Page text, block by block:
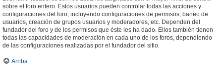
sobre el foro entero. Estos usuarios pueden controlar todas las acciones y
configuraciones del foro, incluyendo configuraciones de permisos, baneo de
usuarios, creación de grupos usuarios y moderadores, etc. Dependen del
fundador del foro y de los permisos que éste les ha dado. Ellos también tienen
todas las capacidades de moderación en cada uno de los foros, dependiendo
de las configuraciones realizadas por el fundador del sitio.
Arriba